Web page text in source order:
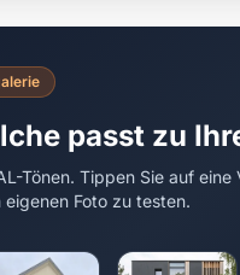
passt zu
Tönen. Tippen Sie auf eine
Foto zu testen.